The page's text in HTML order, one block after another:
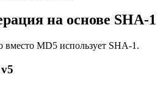
на основе SHA-1
MD5 использует SHA-1.